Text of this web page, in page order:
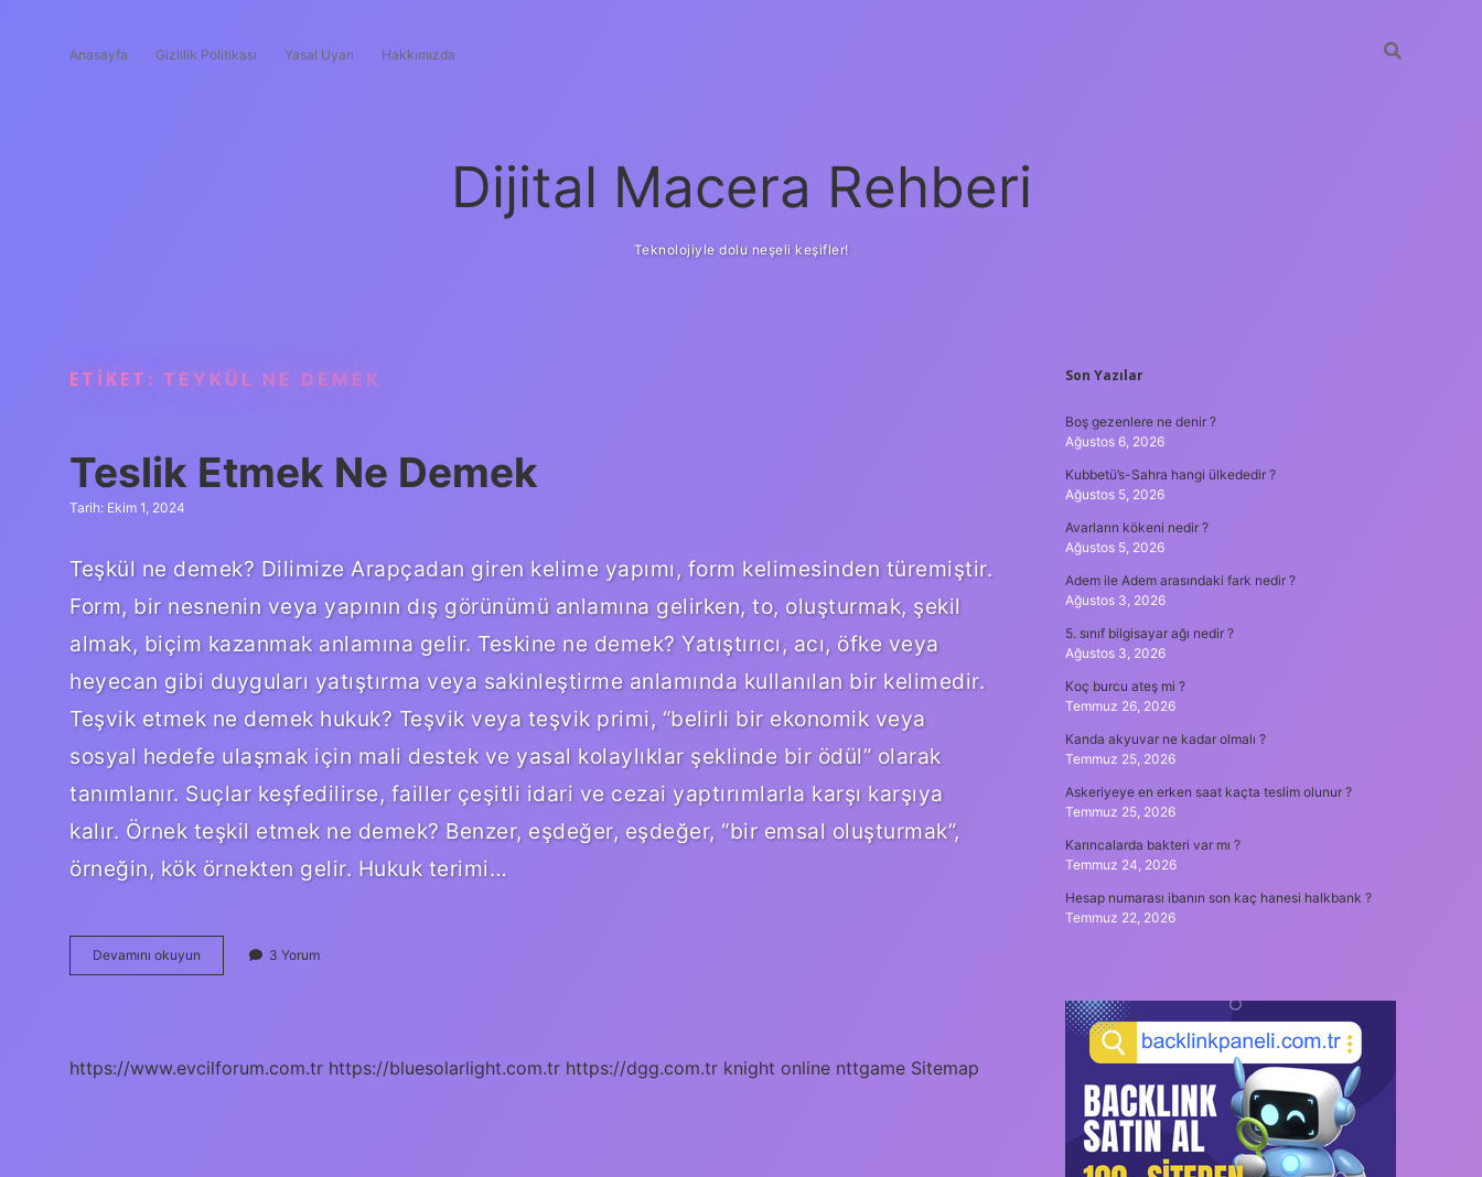
Anasayfa Gizlilik Politikası Yasal Uyarı Hakkımızda
Dijital Macera Rehberi
Teknolojiyle dolu neşeli keşifler!
ETIKET: TEYKÜL NE DEMEK
Teslik Etmek Ne Demek
Tarih: Ekim 1, 2024
Teşkül ne demek? Dilimize Arapçadan giren kelime yapımı, form kelimesinden türemiştir.
Form, bir nesnenin veya yapının dış görünümü anlamına gelirken, to, oluşturmak, şekil
almak, biçim kazanmak anlamına gelir. Teskine ne demek? Yatıştırıcı, acı, öfke veya
heyecan gibi duyguları yatıştırma veya sakinleştirme anlamında kullanılan bir kelimedir.
Teşvik etmek ne demek hukuk? Teşvik veya teşvik primi, “belirli bir ekonomik veya
sosyal hedefe ulaşmak için mali destek ve yasal kolaylıklar şeklinde bir ödül” olarak
tanımlanır. Suçlar keşfedilirse, failler çeşitli idari ve cezai yaptırımlarla karşı karşıya
kalır. Örnek teşkil etmek ne demek? Benzer, eşdeğer, eşdeğer, “bir emsal oluşturmak”,
örneğin, kök örnekten gelir. Hukuk terimi…
Devamını okuyun
Etmek
3 Yorum
https://www.evcilforum.com.tr https://bluesolarlight.com.tr https://dgg.com.tr knight online nttgame Sitemap
SIDEBAR
Son Yazılar
Boş gezenlere ne denir ?
Ağustos 6, 2026
Kubbetü’s-Sahra hangi ülkededir ?
Ağustos 5, 2026
Avarların kökeni nedir ?
Ağustos 5, 2026
Adem ile Adem arasındaki fark nedir ?
Ağustos 3, 2026
5. sınıf bilgisayar ağı nedir ?
Ağustos 3, 2026
Koç burcu ateş mi ?
Temmuz 26, 2026
Kanda akyuvar ne kadar olmalı ?
Temmuz 25, 2026
Askeriyeye en erken saat kaçta teslim olunur ?
Temmuz 25, 2026
Karıncalarda bakteri var mı ?
Temmuz 24, 2026
Hesap numarası ibanın son kaç hanesi halkbank ?
Temmuz 22, 2026